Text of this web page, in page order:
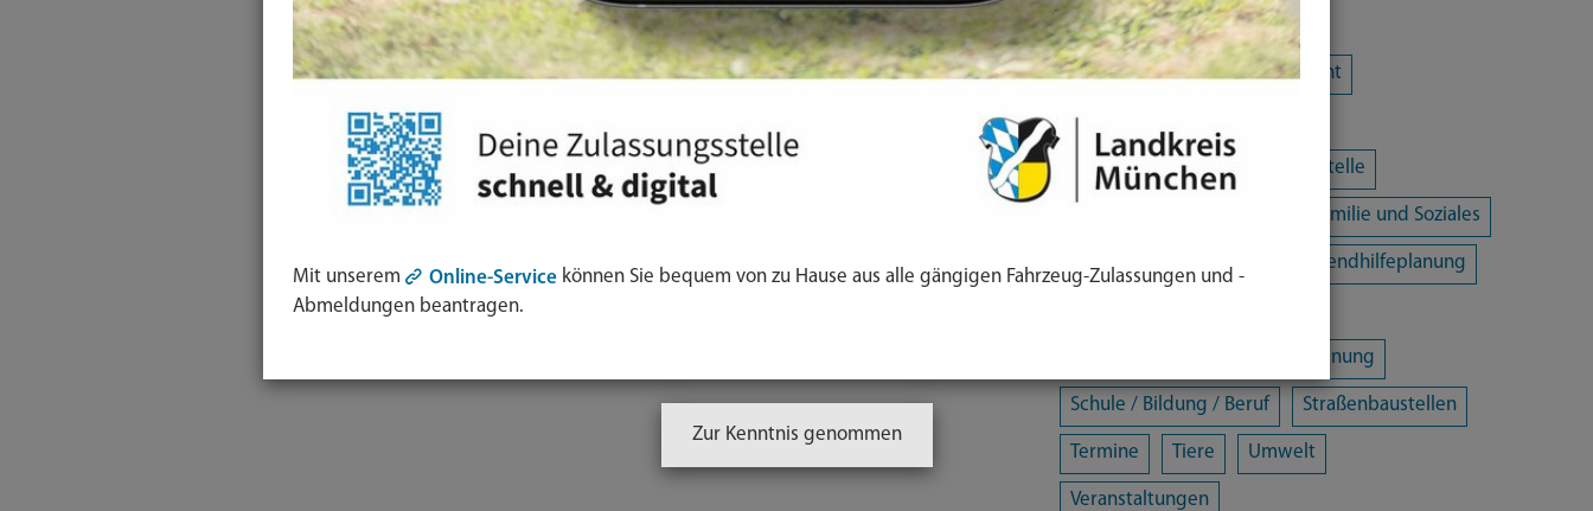
Bauen und Wohnen
Bürgerschaftliches Engagement
Chancengleichheit
Eltern- und Jugendberatungsstelle
Familie und Soziales
Freizeit / Kultur / Sport Jugendhilfeplanung
Öffentliche Sicherheit und Ordnung
Schule / Bildung / Beruf Straßenbaustellen
Termine Tiere Umwelt
Veranstaltungen
Mit unserem Online-Service können Sie bequem von zu Hause aus alle gängigen Fahrzeug-Zulassungen und -
Abmeldungen beantragen.
Zur Kenntnis genommen